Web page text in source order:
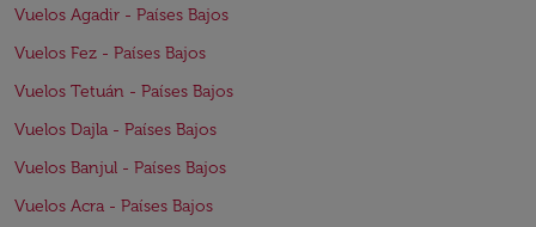
Vuelos Agadir - Países Bajos
Vuelos Fez - Países Bajos
Vuelos Tetuán - Países Bajos
Vuelos Dajla - Países Bajos
Vuelos Banjul - Países Bajos
Vuelos Acra - Países Bajos